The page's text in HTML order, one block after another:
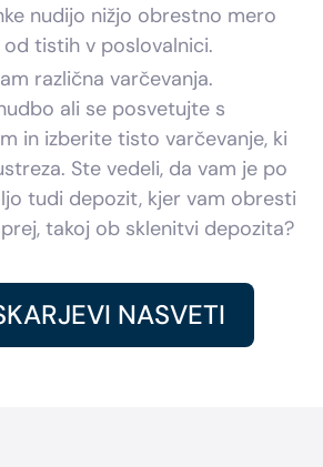
nudijo nižjo obrestno mero
tistih v poslovalnici.
različna varčevanja.
ali se posvetujte s
in izberite tisto varčevanje, ki
Ste vedeli, da vam je po
tudi depozit, kjer vam obresti
takoj ob sklenitvi depozita?
NASVETI